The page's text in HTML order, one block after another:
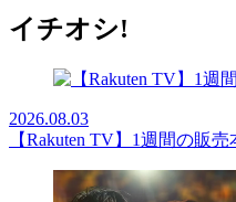
イチオシ!
2026.08.03
【Rakuten TV】1週間の販